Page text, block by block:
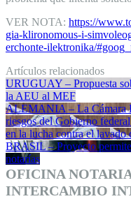
VER NOTA: https://
gia-klironomous-i-
erchonte-ilektronika/
Artículos relacionados
URUGUAY – Propuesta
la AEU al MEF
ALEMANIA – La Cámara
riesgos del Gobierno
en la lucha contra el lavado
BRASIL – Proyecto
notarías
OFICINA
INTERCAMBIO